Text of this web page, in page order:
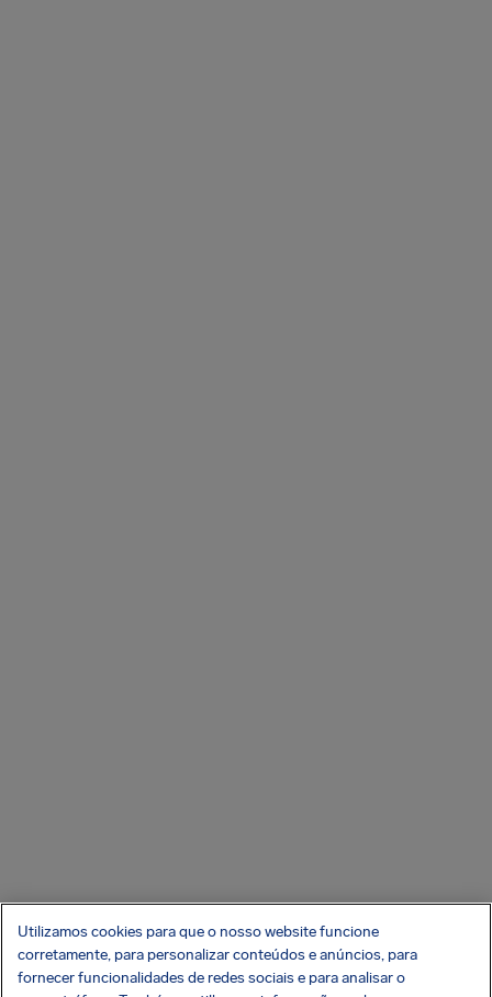
Utilizamos cookies para que o nosso website funcione
corretamente, para personalizar conteúdos e anúncios, para
fornecer funcionalidades de redes sociais e para analisar o